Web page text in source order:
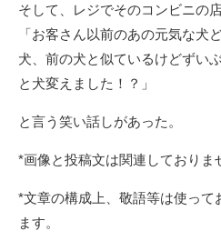
そして、レジでそのコンビニの
「お客さん以前のあの元気な犬
犬、前の犬と似ているけどずい
と犬変えました！？」
と言う笑い話しがあった。
*画像と投稿文は関連しておりま
*文章の構成上、敬語等は使って
ます。